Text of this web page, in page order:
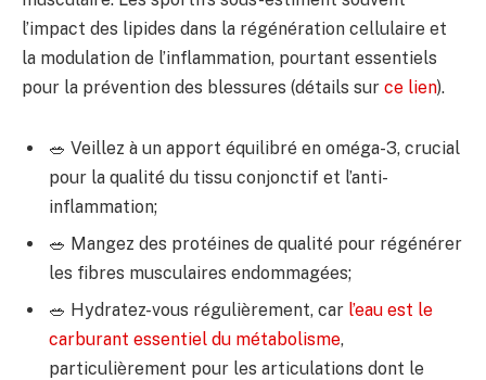
l’impact des lipides dans la régénération cellulaire et
la modulation de l’inflammation, pourtant essentiels
pour la prévention des blessures (détails sur ce lien).
🥗 Veillez à un apport équilibré en oméga-3, crucial
pour la qualité du tissu conjonctif et l’anti-
inflammation;
🥗 Mangez des protéines de qualité pour régénérer
les fibres musculaires endommagées;
🥗 Hydratez-vous régulièrement, car l’eau est le
carburant essentiel du métabolisme,
particulièrement pour les articulations dont le